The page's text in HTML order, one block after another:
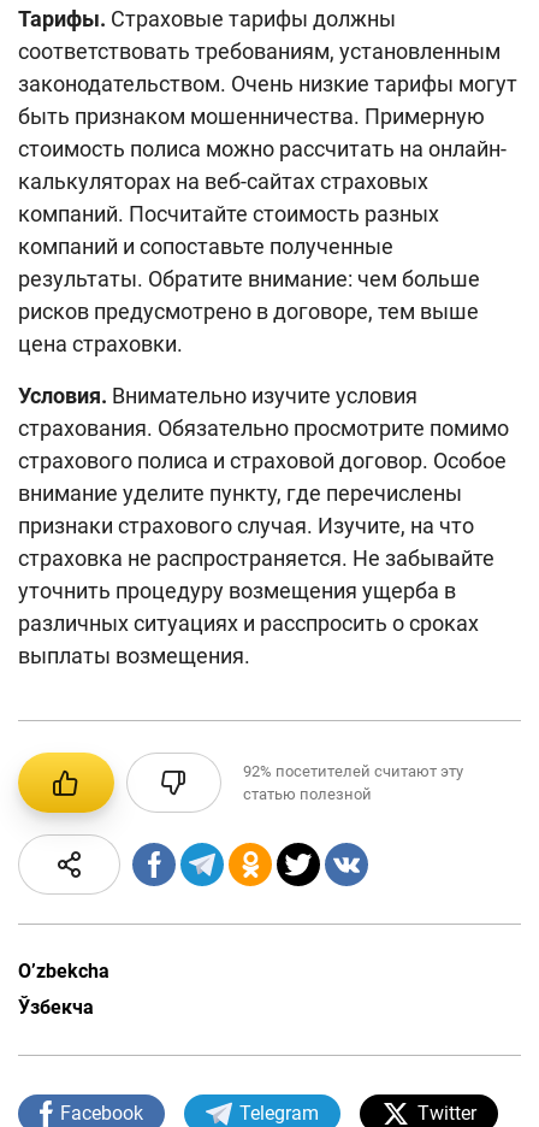
Тарифы. Страховые тарифы должны
соответствовать требованиям, установленным
законодательством. Очень низкие тарифы могут
быть признаком мошенничества. Примерную
стоимость полиса можно рассчитать на онлайн-
калькуляторах на веб-сайтах страховых
компаний. Посчитайте стоимость разных
компаний и сопоставьте полученные
результаты. Обратите внимание: чем больше
рисков предусмотрено в договоре, тем выше
цена страховки.
Условия. Внимательно изучите условия
страхования. Обязательно просмотрите помимо
страхового полиса и страховой договор. Особое
внимание уделите пункту, где перечислены
признаки страхового случая. Изучите, на что
страховка не распространяется. Не забывайте
уточнить процедуру возмещения ущерба в
различных ситуациях и расспросить о сроках
выплаты возмещения.
92% посетителей считают эту
статью полезной
O’zbekcha
Ўзбекча
Facebook Telegram Twitter